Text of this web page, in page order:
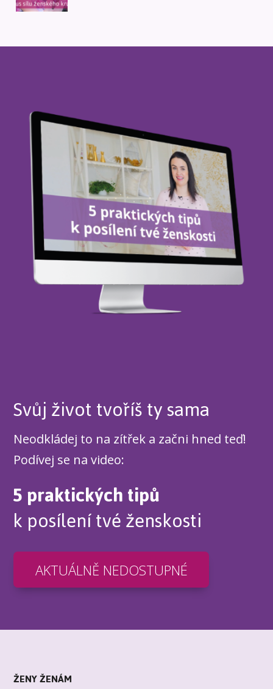
Svůj život tvoříš ty sama
Neodkládej to na zítřek a začni hned teď!
Podívej se na video:
5 praktických tipů
k posílení tvé ženskosti
AKTUÁLNĚ NEDOSTUPNÉ
ŽENY ŽENÁM